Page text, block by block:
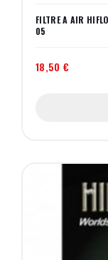
FILTRE A AIR
05
18,50 €